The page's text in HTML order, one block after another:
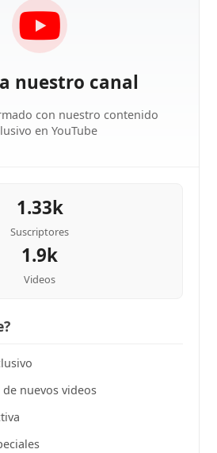
nuestro canal
con nuestro contenido
en YouTube
1.33k
Suscriptores
1.9k
Videos
nuevos videos